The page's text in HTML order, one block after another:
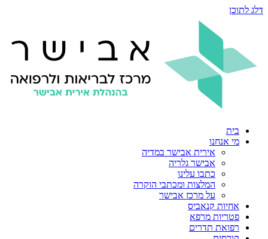
דלג לתוכן
בית
מי אנחנו
אירית אבישר במדיה
אבישר גלריה
כתבו עלינו
המלצות ומכתבי הוקרה
על מרכז אבישר
אחיות קנאביס
פטריות מרפא
רפואת תדרים